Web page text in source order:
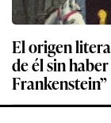
El origen
de él sin
Frankenstein”